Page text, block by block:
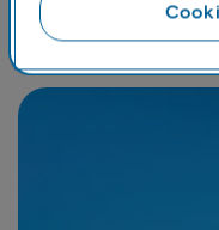
pazifischen Raum